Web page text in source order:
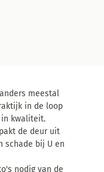
meestal
in de loop
kwaliteit.
de deur uit
schade bij U en
nodig van de